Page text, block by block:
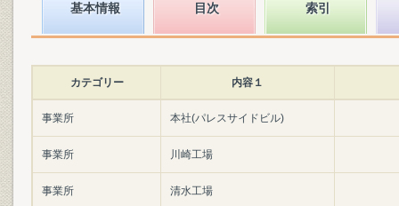
基本情報 目次 索引
カテゴリー 内容１
事業所 本社(パレスサイドビル)
事業所 川崎工場
事業所 清水工場